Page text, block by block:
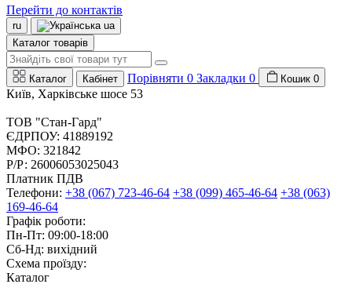
Перейти до контактів
ru
ua
Каталог товарів
Каталог Кабінет Порівняти 0 Закладки 0 Кошик 0
Київ, Харківське шосе 53
ТОВ "Стан-Гард"
ЄДРПОУ: 41889192
МФО: 321842
Р/Р: 26006053025043
Платник ПДВ
Телефони: +38 (067) 723-46-64 +38 (099) 465-46-64 +38 (063)
169-46-64
Графік роботи:
Пн-Пт: 09:00-18:00
Сб-Нд: вихідний
Схема проїзду:
Каталог